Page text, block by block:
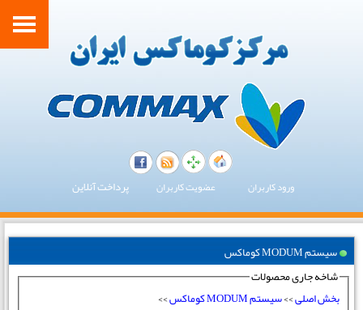
ورود کاربران عضویت کاربران پرداخت آنلاین
سیستم MODUM کوماکس
شاخه جاری محصولات
بخش اصلی
سیستم MODUM کوماکس
>>